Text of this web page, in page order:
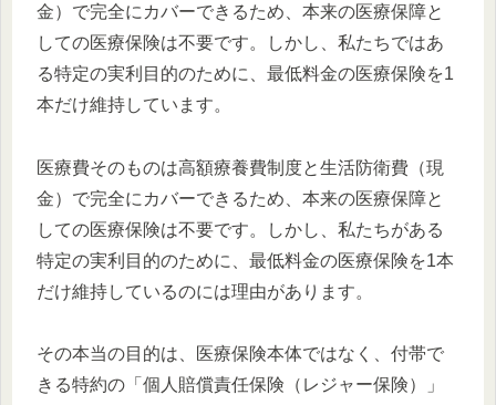
金）で完全にカバーできるため、本来の医療保障と
しての医療保険は不要です。しかし、私たちではあ
る特定の実利目的のために、最低料金の医療保険を1
本だけ維持しています。
医療費そのものは高額療養費制度と生活防衛費（現
金）で完全にカバーできるため、本来の医療保障と
しての医療保険は不要です。しかし、私たちがある
特定の実利目的のために、最低料金の医療保険を1本
だけ維持しているのには理由があります。
その本当の目的は、医療保険本体ではなく、付帯で
きる特約の「個人賠償責任保険（レジャー保険）」